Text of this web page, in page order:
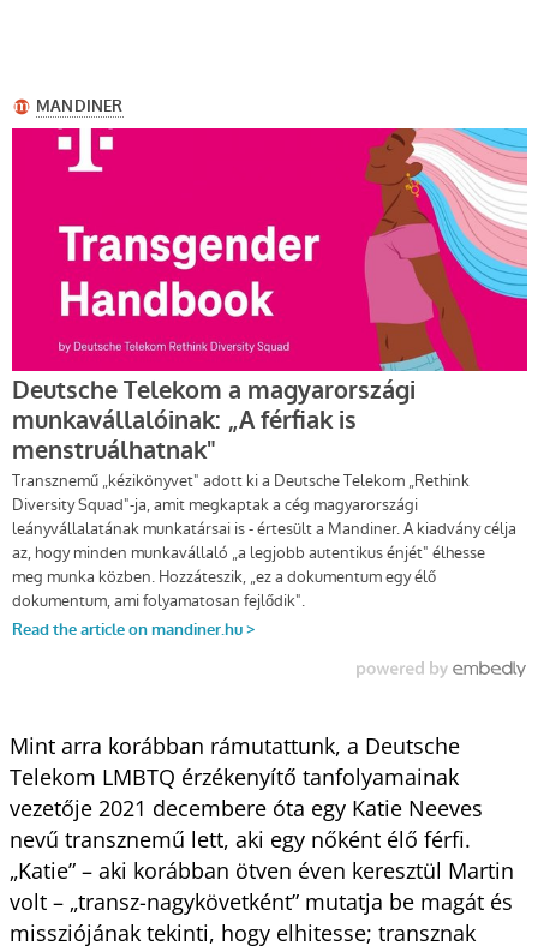
Mint arra korábban rámutattunk, a Deutsche
Telekom LMBTQ érzékenyítő tanfolyamainak
vezetője 2021 decembere óta egy Katie Neeves
nevű transznemű lett, aki egy nőként élő férfi.
„Katie” – aki korábban ötven éven keresztül Martin
volt – „transz-nagykövetként” mutatja be magát és
missziójának tekinti, hogy elhitesse; transznak